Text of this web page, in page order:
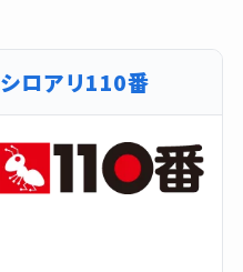
シロアリ110番